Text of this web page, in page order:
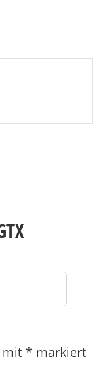
mit * markiert